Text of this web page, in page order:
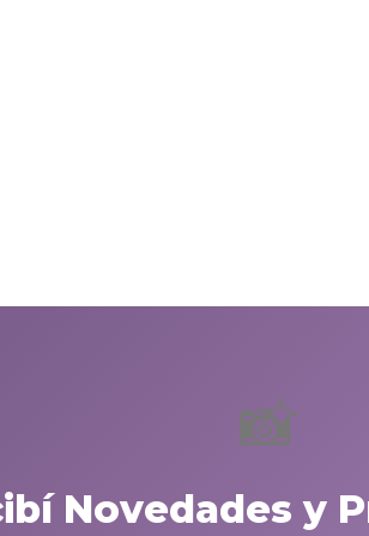
📸
Novedades y